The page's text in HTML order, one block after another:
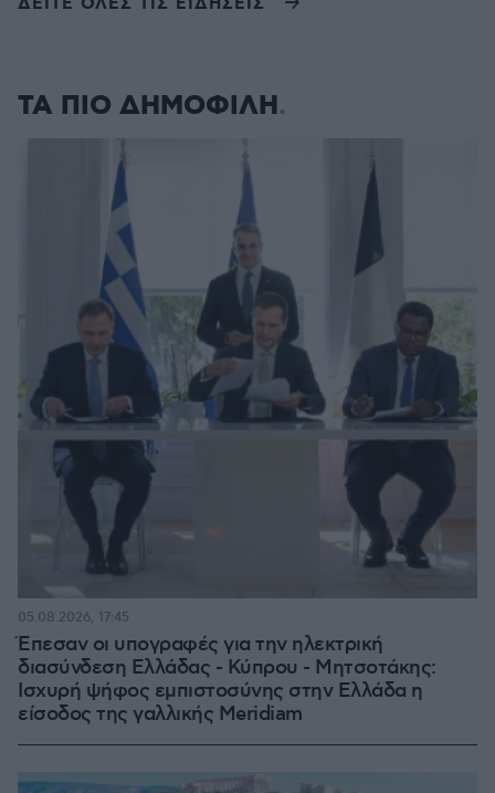
ΤΑ ΠΙΟ ΔΗΜΟΦΙΛΗ
Έπεσαν οι υπογραφές για την ηλεκτρική
διασύνδεση Ελλάδας - Κύπρου - Μητσοτάκης:
Ισχυρή ψήφος εμπιστοσύνης στην Ελλάδα η
είσοδος της γαλλικής Meridiam
05.08.2026, 17:45